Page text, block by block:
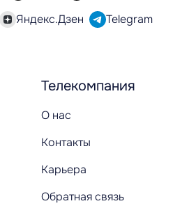
Телекомпания
О нас
Контакты
Карьера
Обратная связь
Яндекс.Дзен
Telegram